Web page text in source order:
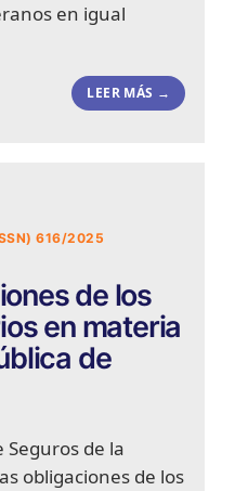
en igual
LEER MÁS →
616/2025
de los
en materia
de
de la
obligaciones de los